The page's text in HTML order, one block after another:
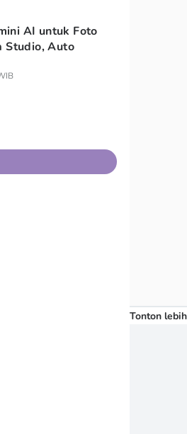
AI untuk Foto
Studio, Auto
Tonton